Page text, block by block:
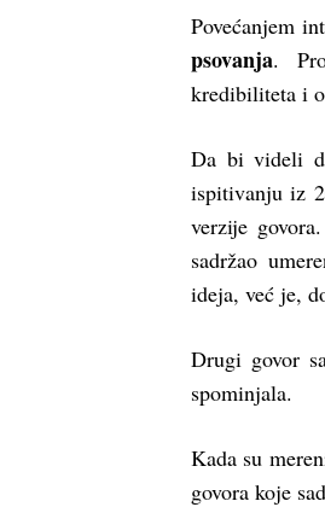
Povećanjem
psovanja.
kredibiliteta i
Da bi videli
ispitivanju iz
verzije
sadržao
ideja, već je,
Drugi govor
spominjala.
Kada su
govora koje